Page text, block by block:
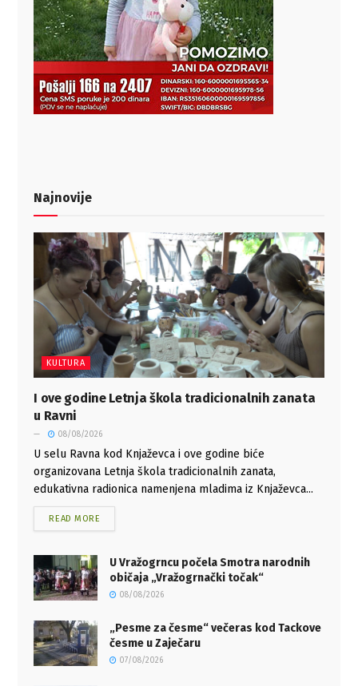
Najnovije
KULTURA
I ove godine Letnja škola tradicionalnih zanata
u Ravni
08/08/2026
U selu Ravna kod Knjaževca i ove godine biće
organizovana Letnja škola tradicionalnih zanata,
edukativna radionica namenjena mladima iz Knjaževca...
READ MORE
U Vražogrncu počela Smotra narodnih
običaja „Vražogrnački točak“
08/08/2026
„Pesme za česme“ večeras kod Tackove
česme u Zaječaru
07/08/2026